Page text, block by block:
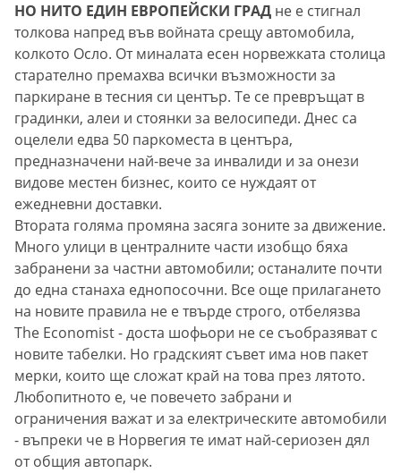
НО НИТО ЕДИН ЕВРОПЕЙСКИ ГРАД не е стигнал
толкова напред във войната срещу автомобила,
колкото Осло. От миналата есен норвежката столица
старателно премахва всички възможности за
паркиране в тесния си център. Те се превръщат в
градинки, алеи и стоянки за велосипеди. Днес са
оцелели едва 50 паркоместа в центъра,
предназначени най-вече за инвалиди и за онези
видове местен бизнес, които се нуждаят от
ежедневни доставки.
Втората голяма промяна засяга зоните за движение.
Много улици в централните части изобщо бяха
забранени за частни автомобили; останалите почти
до една станаха еднопосочни. Все още прилагането
на новите правила не е твърде строго, отбелязва
The Economist - доста шофьори не се съобразяват с
новите табелки. Но градският съвет има нов пакет
мерки, които ще сложат край на това през лятото.
Любопитното е, че повечето забрани и
ограничения важат и за електрическите автомобили
- въпреки че в Норвегия те имат най-сериозен дял
от общия автопарк.